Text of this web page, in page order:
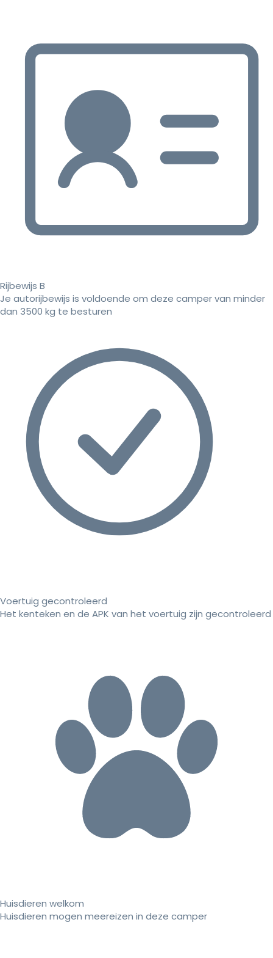
Rijbewijs B
Je autorijbewijs is voldoende om deze camper van minder
dan 3500 kg te besturen
Voertuig gecontroleerd
Het kenteken en de APK van het voertuig zijn gecontroleerd
Huisdieren welkom
Huisdieren mogen meereizen in deze camper